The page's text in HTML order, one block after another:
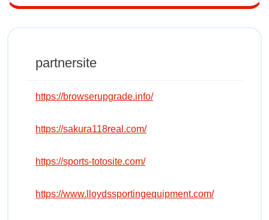
partnersite
https://browserupgrade.info/
https://sakura118real.com/
https://sports-totosite.com/
https://www.lloydssportingequipment.com/